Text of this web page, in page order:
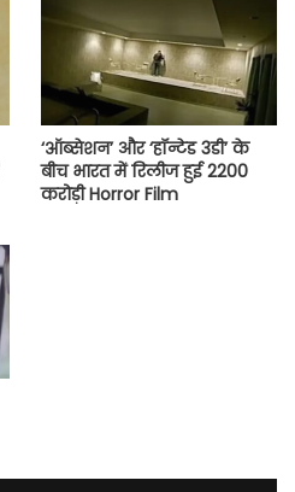
‘ऑब्सेशन’ और ‘हॉन्टेड 3डी’ के
बीच भारत में रिलीज हुई 2200
करोड़ी Horror Film